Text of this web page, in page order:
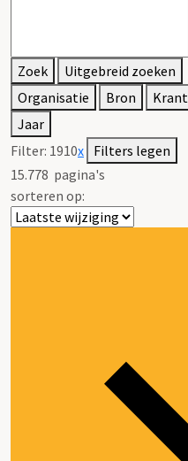
Zoek
Uitgebreid zoeken
Organisatie
Bron Krant
Jaar
Filter: 1910x Filters legen
15.778 pagina's
sorteren op: